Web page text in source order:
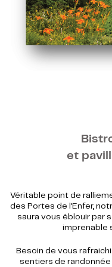
et
Véritable point de
des Portes de l'Enfer,
saura vous éblouir par
imprenable
Besoin de vous
sentiers de